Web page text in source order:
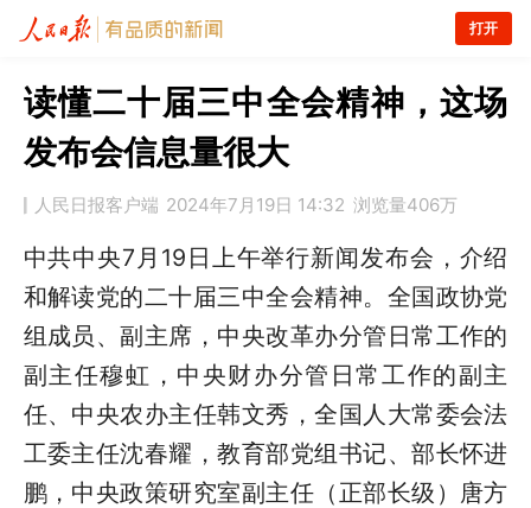
打开
读懂二十届三中全会精神，这场
发布会信息量很大
人民日报客户端 2024年7月19日 14:32 浏览量406万
中共中央7月19日上午举行新闻发布会，介绍
和解读党的二十届三中全会精神。全国政协党
组成员、副主席，中央改革办分管日常工作的
副主任穆虹，中央财办分管日常工作的副主
任、中央农办主任韩文秀，全国人大常委会法
工委主任沈春耀，教育部党组书记、部长怀进
鹏，中央政策研究室副主任（正部长级）唐方